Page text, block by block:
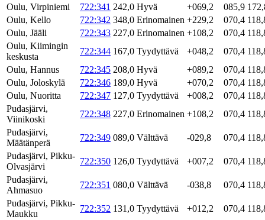
Oulu, Virpiniemi
722:341 242,0 Hyvä +069,2 085,9
Oulu, Kello
722:342 348,0 Erinomainen +229,2 070,4
Oulu, Jääli
722:343 227,0 Erinomainen +108,2 070,4
Oulu, Kiimingin
keskusta
722:344 167,0 Tyydyttävä +048,2 070,4
Oulu, Hannus
722:345 208,0 Hyvä +089,2 070,4
Oulu, Joloskylä
722:346 189,0 Hyvä +070,2 070,4
Oulu, Nuoritta
722:347 127,0 Tyydyttävä +008,2 070,4
Pudasjärvi,
Viinikoski
722:348 227,0 Erinomainen +108,2 070,4
Pudasjärvi,
Määtänperä
722:349 089,0 Välttävä -029,8 070,4
Pudasjärvi, Pikku-
Olvasjärvi
722:350 126,0 Tyydyttävä +007,2 070,4
Pudasjärvi,
Ahmasuo
722:351 080,0 Välttävä -038,8 070,4
Pudasjärvi, Pikku-
Maukku
722:352 131,0 Tyydyttävä +012,2 070,4